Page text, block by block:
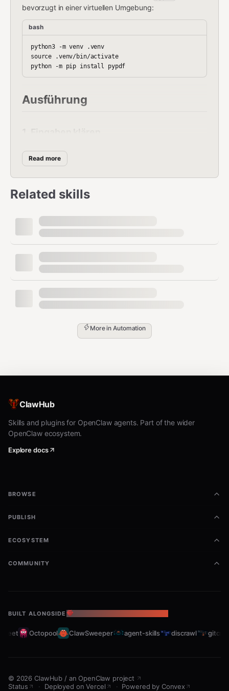
bevorzugt in einer virtuellen Umgebung:
bash
python3 -m venv .venv
source .venv/bin/activate
Ausführung
Reihenfolge der PDFs
Ob bestehende Zieldatei überschrieben
2. Merge mit Skript ausführen
bash
python3 scripts/merge_pdfs.py \
  --output ./output/merged.pdf \
  ./input/anschreiben.pdf \
  ./input/lebenslauf.pdf \
  ./input/zeugnis.pdf
Bei vorhandener Zieldatei:
3. Ergebnis prüfen
Seitenanzahl plausibel?
Reihenfolge korrekt?
Bewerbungsfall (bewerbung pdf)
Empfohlene Reihenfolge:
Anschreiben
Prüfe, ob Eingabe-PDFs passwortgeschützt
Read more
Related skills
More inAutomation
ClawHub
Skills and plugins for OpenClaw agents. Part of the wider
OpenClaw ecosystem.
Explore docs
BROWSE
PUBLISH
ECOSYSTEM
COMMUNITY
BUILT ALONGSIDE THE OPENCLAW ECOSYSTEM
Octopool ClawSweeper agent-skills discrawl gitcrawl
© 2026 ClawHub / an OpenClaw project
Status
· Deployed on Vercel · Powered by Convex